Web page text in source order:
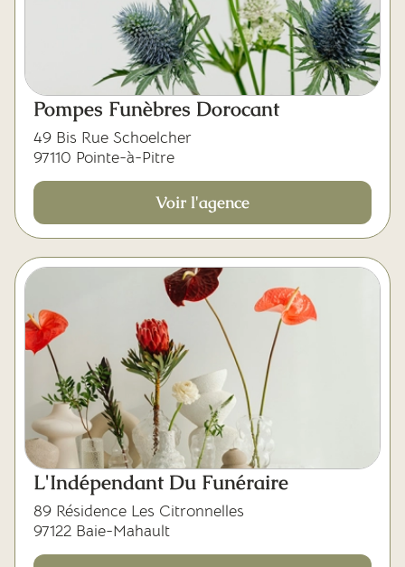
Pompes Funèbres Dorocant
49 Bis Rue Schoelcher
97110 Pointe-à-Pitre
Voir l'agence
L'Indépendant Du Funéraire
89 Résidence Les Citronnelles
97122 Baie-Mahault